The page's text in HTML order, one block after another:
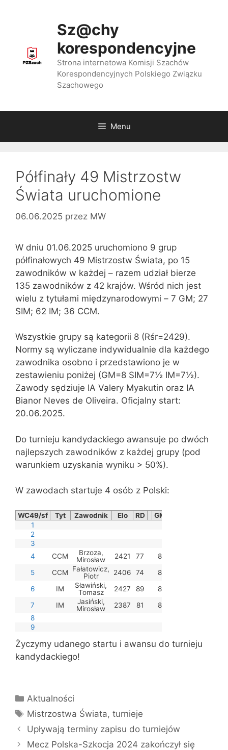
Sz@chy
korespondencyjne
Strona internetowa Komisji Szachów
Korespondencyjnych Polskiego Związku
Szachowego
Menu
Półfinały 49 Mistrzostw
Świata uruchomione
06.06.2025 przez MW
W dniu 01.06.2025 uruchomiono 9 grup
półfinałowych 49 Mistrzostw Świata, po 15
zawodników w każdej – razem udział bierze
135 zawodników z 42 krajów. Wśród nich jest
wielu z tytułami międzynarodowymi – 7 GM; 27
SIM; 62 IM; 36 CCM.
Wszystkie grupy są kategorii 8 (Rśr=2429).
Normy są wyliczane indywidualnie dla każdego
zawodnika osobno i przedstawiono je w
zestawieniu poniżej (GM=8 SIM=7½ IM=7½).
Zawody sędziuje IA Valery Myakutin oraz IA
Bianor Neves de Oliveira. Oficjalny start:
20.06.2025.
Do turnieju kandydackiego awansuje po dwóch
najlepszych zawodników z każdej grupy (pod
warunkiem uzyskania wyniku > 50%).
W zawodach startuje 4 osób z Polski:
WC49/sf Tyt Zawodnik Elo RD GM
1
2
3
4
CCM
Brzoza,
Mirosław
2421 77 8
5
CCM
Fałatowicz,
Piotr
2406 74 8
6
IM
Sławiński,
Tomasz
2427 89 8
7
IM
Jasiński,
Mirosław
2387 81 8
8
9
Życzymy udanego startu i awansu do turnieju
kandydackiego!
Kategorie
Aktualności
Tagi
Mistrzostwa Świata,turnieje
Upływają terminy zapisu do turniejów
Mecz Polska-Szkocja 2024 zakończył się